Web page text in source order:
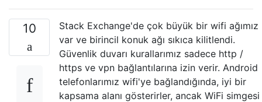
10
Stack Exchange'de çok büyük bir wifi ağımız
var ve birincil konuk ağı sıkıca kilitlendi.
Güvenlik duvarı kurallarımız sadece http /
https ve vpn bağlantılarına izin verir. Android
telefonlarımız wifi'ye bağlandığında, iyi bir
kapsama alanı gösterirler, ancak WiFi simgesi